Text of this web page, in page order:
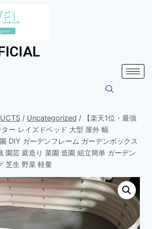
/ Uncategorized /
【楽天1位・最強
ー レイズドベッド 大型 屋外 幅
DIY ガーデンフレーム ガーデンボックス
園芸 庭造り 菜園 造園 組立簡単 ガーデン
芝生 野菜 軽量